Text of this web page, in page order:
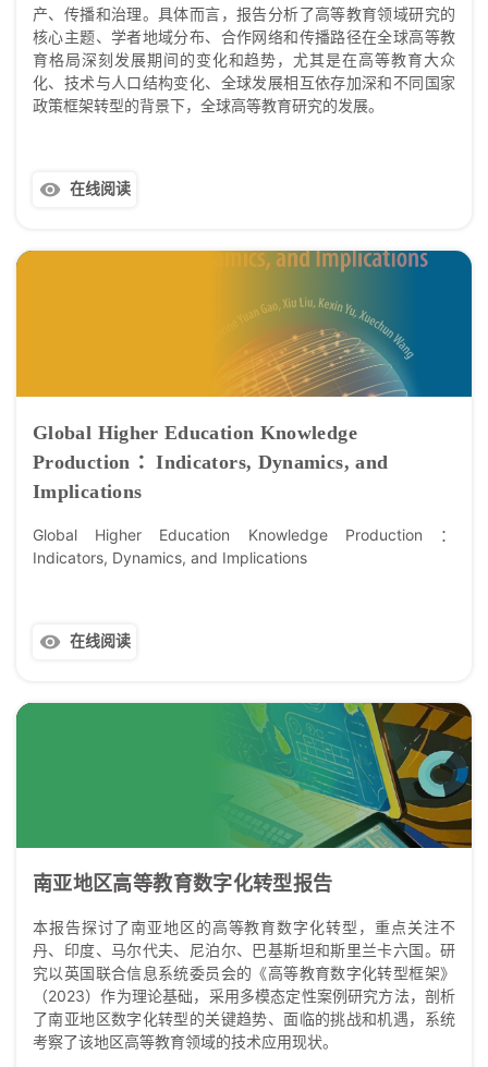
产、传播和治理。具体而言，报告分析了高等教育领域研究的
核心主题、学者地域分布、合作网络和传播路径在全球高等教
育格局深刻发展期间的变化和趋势，尤其是在高等教育大众
化、技术与人口结构变化、全球发展相互依存加深和不同国家
政策框架转型的背景下，全球高等教育研究的发展。
在线阅读
Global Higher Education Knowledge
Production ：Indicators, Dynamics, and
Implications
Global Higher Education Knowledge Production ：
Indicators, Dynamics, and Implications
在线阅读
南亚地区高等教育数字化转型报告
本报告探讨了南亚地区的高等教育数字化转型，重点关注不
丹、印度、马尔代夫、尼泊尔、巴基斯坦和斯里兰卡六国。研
究以英国联合信息系统委员会的《高等教育数字化转型框架》
（2023）作为理论基础，采用多模态定性案例研究方法，剖析
了南亚地区数字化转型的关键趋势、面临的挑战和机遇，系统
考察了该地区高等教育领域的技术应用现状。